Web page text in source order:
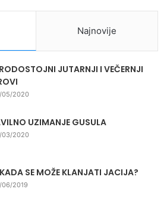
Najnovije
JUTARNJI I VEČERNJI
05/2020
UZIMANJE GUSULA
03/2020
SE MOŽE KLANJATI JACIJA?
2019